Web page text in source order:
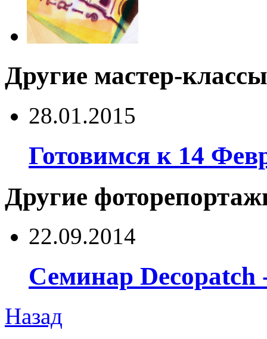
Другие мастер-
28.01.2015
Готовимся к 14
Другие
22.09.2014
Семинар Decopatch
Назад